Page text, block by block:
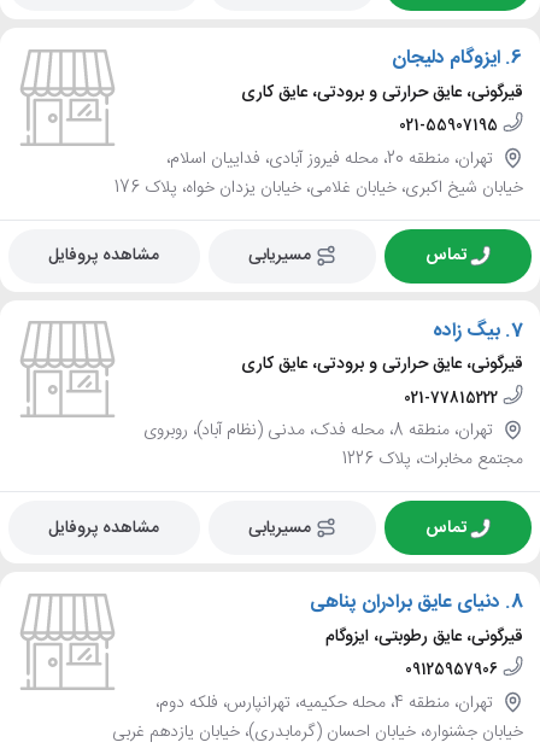
6. ایزوگام دلیجان
قیرگونی، عایق حرارتی و برودتی، عایق کاری
021-55907195
تهران، منطقه 20، محله فیروز آبادی، فداییان اسلام،
خیابان شیخ اکبری، خیابان غلامی، خیابان یزدان خواه، پلاک 176
تماس مسیریابی مشاهده پروفایل
7. بیگ زاده
قیرگونی، عایق حرارتی و برودتی، عایق کاری
021-77815222
تهران، منطقه 8، محله فدک، مدنی (نظام آباد)، روبروی
مجتمع مخابرات، پلاک 1226
تماس مسیریابی مشاهده پروفایل
8. دنیای عایق برادران پناهی
قیرگونی، عایق رطوبتی، ایزوگام
09125957906
تهران، منطقه 4، محله حکیمیه، تهرانپارس، فلکه دوم،
خیابان جشنواره، خیابان احسان (گرمابدری)، خیابان یازدهم غربی